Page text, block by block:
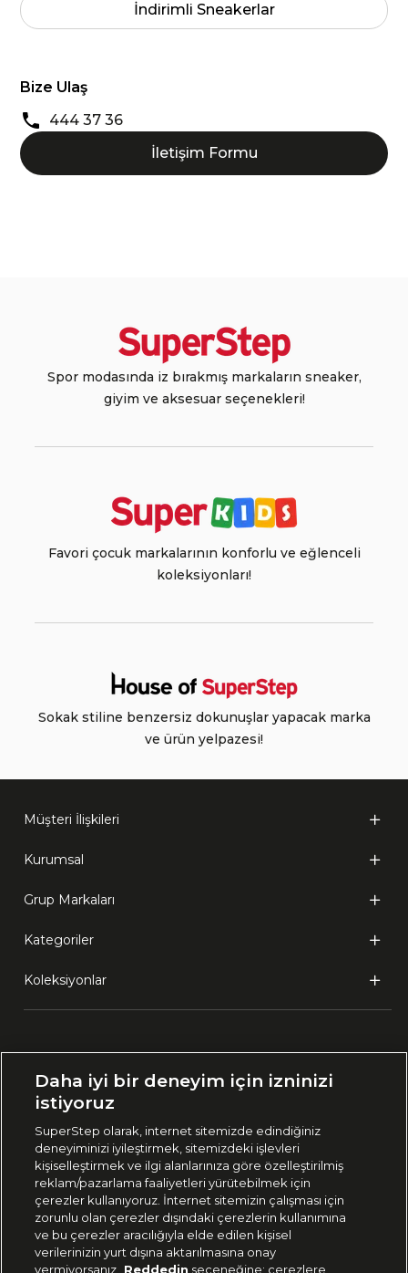
İndirimli Sneakerlar
Bize Ulaş
444 37 36
İletişim Formu
Spor modasında iz bırakmış markaların sneaker,
giyim ve aksesuar seçenekleri!
Favori çocuk markalarının konforlu ve eğlenceli
koleksiyonları!
Sokak stiline benzersiz dokunuşlar yapacak marka
ve ürün yelpazesi!
Müşteri İlişkileri
Kurumsal
Grup Markaları
Kategoriler
Koleksiyonlar
🇹🇷 Türkiye
444 37 36
Uygulamadan Takip Edin
Daha iyi bir deneyim için izninizi
istiyoruz
SuperStep olarak, internet sitemizde edindiğiniz
deneyiminizi iyileştirmek, sitemizdeki işlevleri
kişiselleştirmek ve ilgi alanlarınıza göre özelleştirilmiş
reklam/pazarlama faaliyetleri yürütebilmek için
çerezler kullanıyoruz. İnternet sitemizin çalışması için
zorunlu olan çerezler dışındaki çerezlerin kullanımına
ve bu çerezler aracılığıyla elde edilen kişisel
verilerinizin yurt dışına aktarılmasına onay
vermiyorsanız Reddedin seçeneğine; çerezlere